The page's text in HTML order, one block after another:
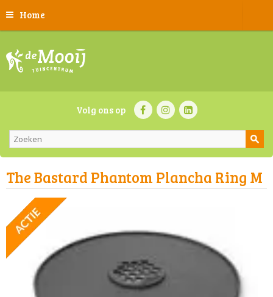
Home
Volg ons op
The Bastard Phantom Plancha Ring M